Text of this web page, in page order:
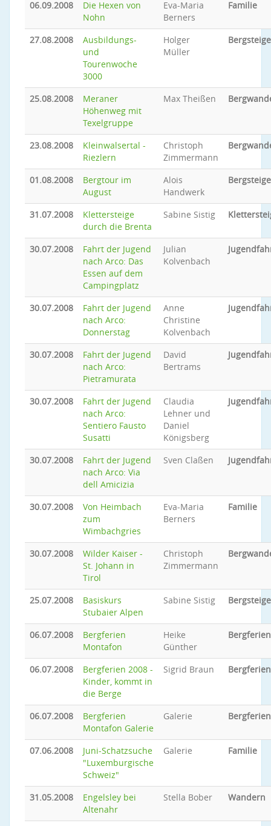
06.09.2008
Die Hexen von
Nohn
Eva-Maria
Berners
Familie
27.08.2008
Ausbildungs-
und
Tourenwoche
3000
Holger
Müller
25.08.2008
Meraner
Höhenweg mit
Texelgruppe
Max Theißen
23.08.2008
Kleinwalsertal -
Riezlern
Christoph
Zimmermann
01.08.2008
Bergtour im
August
Alois
Handwerk
31.07.2008
Klettersteige
durch die Brenta
Sabine Sistig
30.07.2008
Fahrt der Jugend
nach Arco: Das
Essen auf dem
Campingplatz
Julian
Kolvenbach
30.07.2008
Fahrt der Jugend
nach Arco:
Donnerstag
Anne
Christine
Kolvenbach
30.07.2008
Fahrt der Jugend
nach Arco:
Pietramurata
David
Bertrams
30.07.2008
Fahrt der Jugend
nach Arco:
Sentiero Fausto
Susatti
Claudia
Lehner und
Daniel
Königsberg
30.07.2008
Fahrt der Jugend
nach Arco: Via
dell Amicizia
Sven Claßen
30.07.2008
Von Heimbach
zum
Wimbachgries
Eva-Maria
Berners
Familie
30.07.2008
Wilder Kaiser -
St. Johann in
Tirol
Christoph
Zimmermann
25.07.2008
Basiskurs
Stubaier Alpen
Sabine Sistig
06.07.2008
Bergferien
Montafon
Heike
Günther
Bergferien
06.07.2008
Bergferien 2008 -
Kinder, kommt in
die Berge
Sigrid Braun Bergferien
06.07.2008
Bergferien
Montafon Galerie
Galerie Bergferien
07.06.2008
Juni-Schatzsuche
"Luxemburgische
Schweiz"
Galerie Familie
31.05.2008
Engelsley bei
Altenahr
Stella Bober Wandern